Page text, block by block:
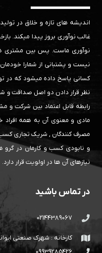
اندیشه های تازه و خلاق در
غالب نوآوری بروز پیدا میکند.
نوآوری ماست. پس بین مشتری
نیست و پشتبانی از شمارا
کسانی پاسخ داده میشود که در
نظر قرار دادن دو اصل صداقت و
رابطه قابل اعتماد بین شرکت و
مادی و معنوی آن به همه
مصرف کنندگان , شریک تجاری
و نابودی کسب و کارمان در
نیازهای آن ها در اولویت قرار دارد.
در تماس باشید
02144389067
کارخانه : شهرک صنعتی